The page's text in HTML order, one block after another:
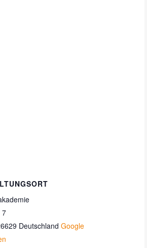
7
Deutschland Google